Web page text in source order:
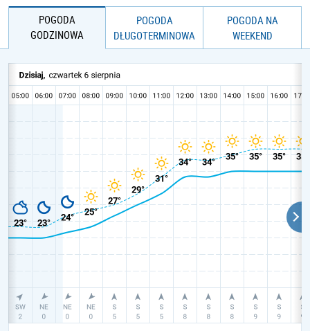
POGODA
GODZINOWA
POGODA
DŁUGOTERMINOWA
POGODA NA
WEEKEND